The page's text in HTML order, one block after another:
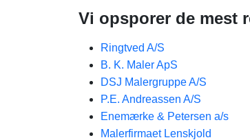
Vi opsporer de mest
Ringtved A/S
B. K. Maler ApS
DSJ Malergruppe A/S
P.E. Andreassen A/S
Enemærke & Petersen a/s
Malerfirmaet Lenskjold